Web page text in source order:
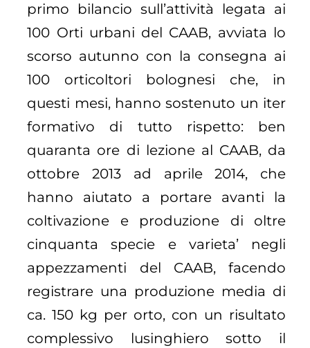
primo bilancio sull’attività legata ai
100 Orti urbani del CAAB, avviata lo
scorso autunno con la consegna ai
100 orticoltori bolognesi che, in
questi mesi, hanno sostenuto un iter
formativo di tutto rispetto: ben
quaranta ore di lezione al CAAB, da
ottobre 2013 ad aprile 2014, che
hanno aiutato a portare avanti la
coltivazione e produzione di oltre
cinquanta specie e varieta’ negli
appezzamenti del CAAB, facendo
registrare una produzione media di
ca. 150 kg per orto, con un risultato
complessivo lusinghiero sotto il